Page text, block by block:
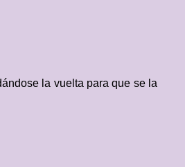
la vuelta para que se la